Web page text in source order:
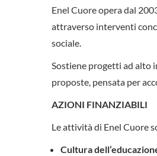
Enel Cuore opera dal
attraverso interventi
sociale.
Sostiene progetti ad alto
proposte, pensata per
AZIONI FINANZIABILI
Le attività di Enel Cuore
Cultura